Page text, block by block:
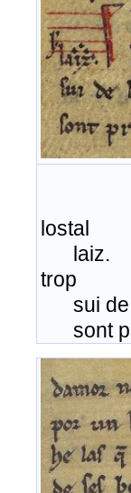
lostal
laiz. |
trop
sui de
sont